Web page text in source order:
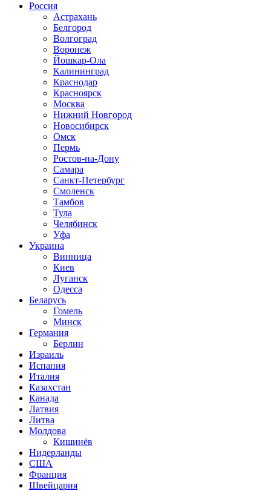
Россия
Астрахань
Белгород
Волгоград
Воронеж
Йошкар-Ола
Калининград
Краснодар
Красноярск
Москва
Нижний Новгород
Новосибирск
Омск
Пермь
Ростов-на-Дону
Самара
Санкт-Петербург
Смоленск
Тамбов
Тула
Челябинск
Уфа
Украина
Винница
Киев
Луганск
Одесса
Беларусь
Гомель
Минск
Германия
Берлин
Израиль
Испания
Италия
Казахстан
Канада
Латвия
Литва
Молдова
Кишинёв
Нидерланды
США
Франция
Швейцария